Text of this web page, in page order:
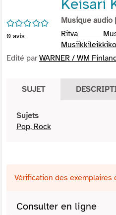
/5
0 avis
Keisari
Musique audio
Ritva
Edité parWARNER / WM
SUJET
Sujets
Pop, Rock
Vérification des exemplaires
Consulter en ligne